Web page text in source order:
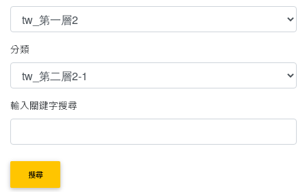
分類
輸入關鍵字搜尋
搜尋